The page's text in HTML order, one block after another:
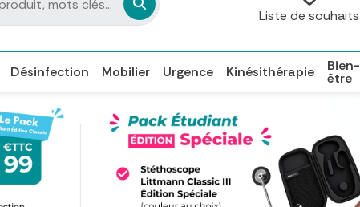
Liste de souhaits
Désinfection Mobilier Urgence Kinésithérapie Bien-
être